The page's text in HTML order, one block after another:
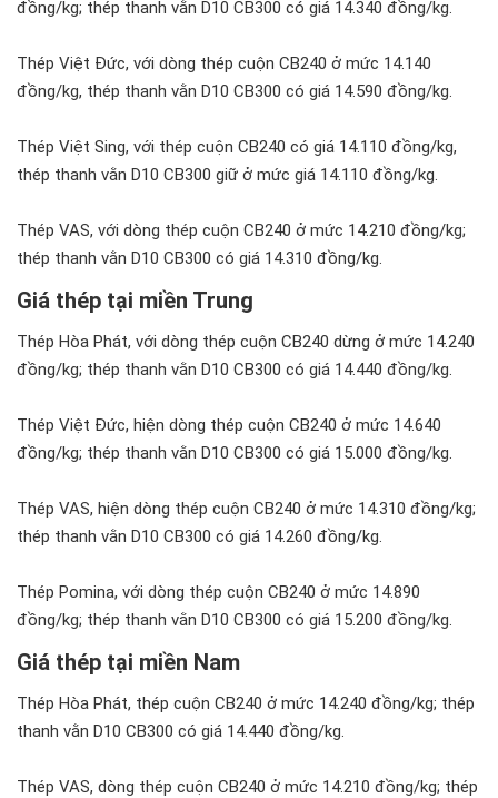
đồng/kg; thép thanh vằn D10 CB300 có giá 14.340 đồng/kg.
Thép Việt Đức, với dòng thép cuộn CB240 ở mức 14.140
đồng/kg, thép thanh vằn D10 CB300 có giá 14.590 đồng/kg.
Thép Việt Sing, với thép cuộn CB240 có giá 14.110 đồng/kg,
thép thanh vằn D10 CB300 giữ ở mức giá 14.110 đồng/kg.
Thép VAS, với dòng thép cuộn CB240 ở mức 14.210 đồng/kg;
thép thanh vằn D10 CB300 có giá 14.310 đồng/kg.
Giá thép tại miền Trung
Thép Hòa Phát, với dòng thép cuộn CB240 dừng ở mức 14.240
đồng/kg; thép thanh vằn D10 CB300 có giá 14.440 đồng/kg.
Thép Việt Đức, hiện dòng thép cuộn CB240 ở mức 14.640
đồng/kg; thép thanh vằn D10 CB300 có giá 15.000 đồng/kg.
Thép VAS, hiện dòng thép cuộn CB240 ở mức 14.310 đồng/kg;
thép thanh vằn D10 CB300 có giá 14.260 đồng/kg.
Thép Pomina, với dòng thép cuộn CB240 ở mức 14.890
đồng/kg; thép thanh vằn D10 CB300 có giá 15.200 đồng/kg.
Giá thép tại miền Nam
Thép Hòa Phát, thép cuộn CB240 ở mức 14.240 đồng/kg; thép
thanh vằn D10 CB300 có giá 14.440 đồng/kg.
Thép VAS, dòng thép cuộn CB240 ở mức 14.210 đồng/kg; thép